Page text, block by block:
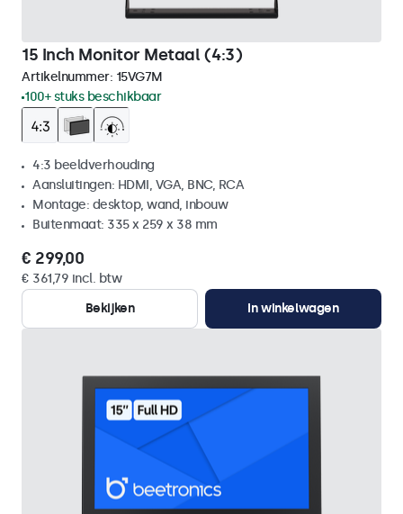
15 Inch Monitor Metaal (4:3)
Artikelnummer: 15VG7M
100+ stuks beschikbaar
4:3 beeldverhouding
Aansluitingen: HDMI, VGA, BNC, RCA
Montage: desktop, wand, inbouw
Buitenmaat: 335 x 259 x 38 mm
€ 299,00
€ 361,79 incl. btw
Bekijken
In winkelwagen